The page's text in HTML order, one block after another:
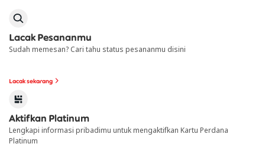
Lacak Pesananmu
Sudah memesan? Cari tahu status pesananmu disini
Lacak sekarang
Aktifkan Platinum
Lengkapi informasi pribadimu untuk mengaktifkan Kartu Perdana
Platinum